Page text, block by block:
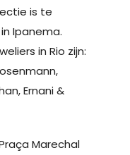
is te
Ipanema.
in Rio zijn:
Ernani &
Marechal